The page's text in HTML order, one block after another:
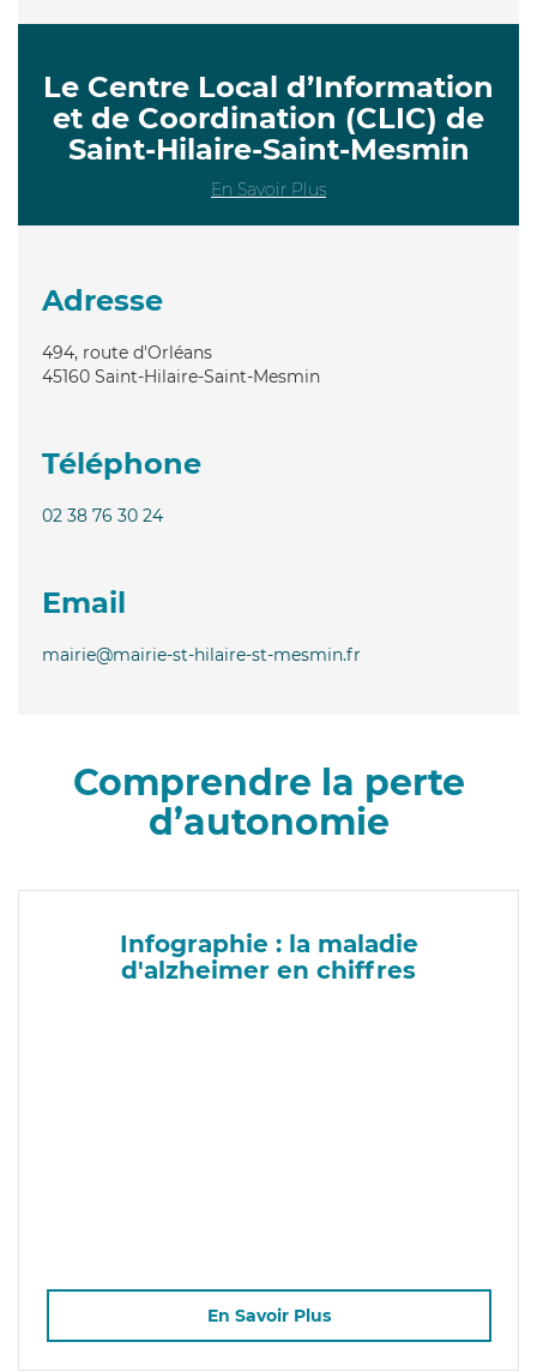
Le Centre Local d’Information
et de Coordination (CLIC) de
Saint-Hilaire-Saint-Mesmin
En Savoir Plus
Adresse
494, route d'Orléans
45160 Saint-Hilaire-Saint-Mesmin
Téléphone
02 38 76 30 24
Email
mairie@mairie-st-hilaire-st-mesmin.fr
Comprendre la perte
d’autonomie
Infographie : la maladie
d'alzheimer en chiffres
En Savoir Plus